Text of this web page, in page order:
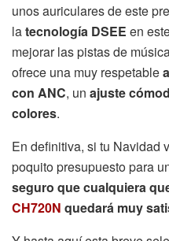
unos auriculares de este
latecnología DSEE en
mejorar las pistas de
ofrece una muy respetable
con ANC, un ajuste
colores.
En definitiva, si tu Navidad
poquito presupuesto para
seguro que cualquiera
CH720N quedará muy